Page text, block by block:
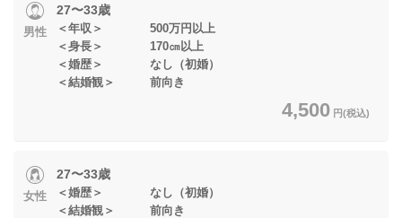
男性
27〜33歳
＜年収＞ 500万円以上
＜身長＞ 170㎝以上
＜婚歴＞ なし（初婚）
＜結婚観＞ 前向き
4,500 円(税込)
女性
27〜33歳
＜婚歴＞ なし（初婚）
＜結婚観＞ 前向き